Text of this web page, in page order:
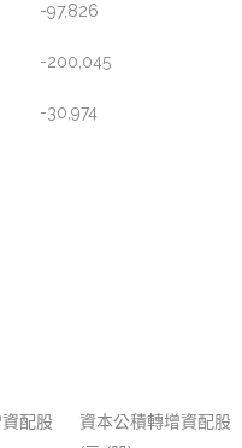
-97,826
-200,045
-30,974
配股
資本公積轉增資配股